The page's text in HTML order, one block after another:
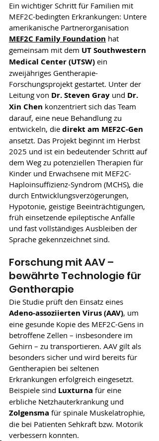
Ein wichtiger Schritt für Familien mit
MEF2C-bedingten Erkrankungen: Untere
amerikanische Partnerorganisation
MEF2C Family Foundation hat
gemeinsam mit dem UT Southwestern
Medical Center (UTSW) ein
zweijähriges Gentherapie-
Forschungsprojekt gestartet. Unter der
Leitung von Dr. Steven Gray und Dr.
Xin Chen konzentriert sich das Team
darauf, eine neue Behandlung zu
entwickeln, die direkt am MEF2C-Gen
ansetzt. Das Projekt beginnt im Herbst
2025 und ist ein bedeutender Schritt auf
dem Weg zu potenziellen Therapien für
Kinder und Erwachsene mit MEF2C-
Haploinsuffizienz-Syndrom (MCHS), die
durch Entwicklungsverzögerungen,
Hypotonie, geistige Beeinträchtigungen,
früh einsetzende epileptische Anfälle
und fast vollständiges Ausbleiben der
Sprache gekennzeichnet sind.
Forschung mit AAV –
bewährte Technologie für
Gentherapie
Die Studie prüft den Einsatz eines
Adeno-assoziierten Virus (AAV), um
eine gesunde Kopie des MEF2C-Gens in
betroffene Zellen – insbesondere im
Gehirn – zu transportieren. AAV gilt als
besonders sicher und wird bereits für
Gentherapien bei seltenen
Erkrankungen erfolgreich eingesetzt.
Beispiele sind Luxturna für eine
erbliche Netzhauterkrankung und
Zolgensma für spinale Muskelatrophie,
die bei Patienten Sehkraft bzw. Motorik
verbessern konnten.